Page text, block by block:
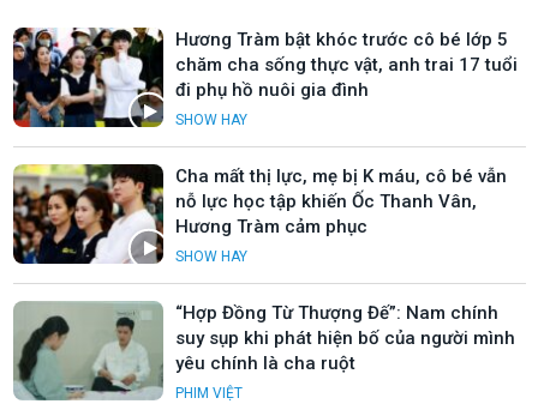
Hương Tràm bật khóc trước cô bé lớp 5
chăm cha sống thực vật, anh trai 17 tuổi
đi phụ hồ nuôi gia đình
SHOW HAY
Cha mất thị lực, mẹ bị K máu, cô bé vẫn
nỗ lực học tập khiến Ốc Thanh Vân,
Hương Tràm cảm phục
SHOW HAY
“Hợp Đồng Từ Thượng Đế”: Nam chính
suy sụp khi phát hiện bố của người mình
yêu chính là cha ruột
PHIM VIỆT